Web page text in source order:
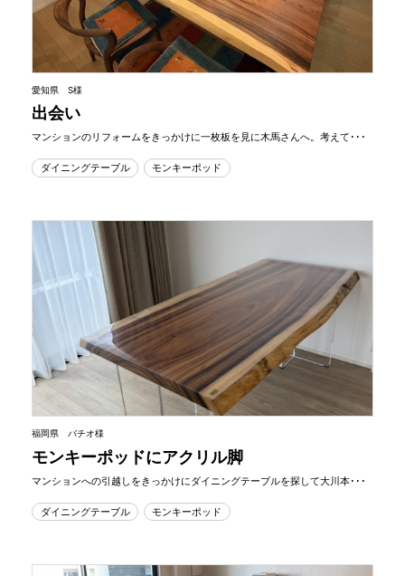
愛知県 S様
出会い
マンションのリフォームをきっかけに一枚板を見に木馬さんへ。考えて･･･
ダイニングテーブル モンキーポッド
福岡県 バチオ様
モンキーポッドにアクリル脚
マンションへの引越しをきっかけにダイニングテーブルを探して大川本･･･
ダイニングテーブル モンキーポッド